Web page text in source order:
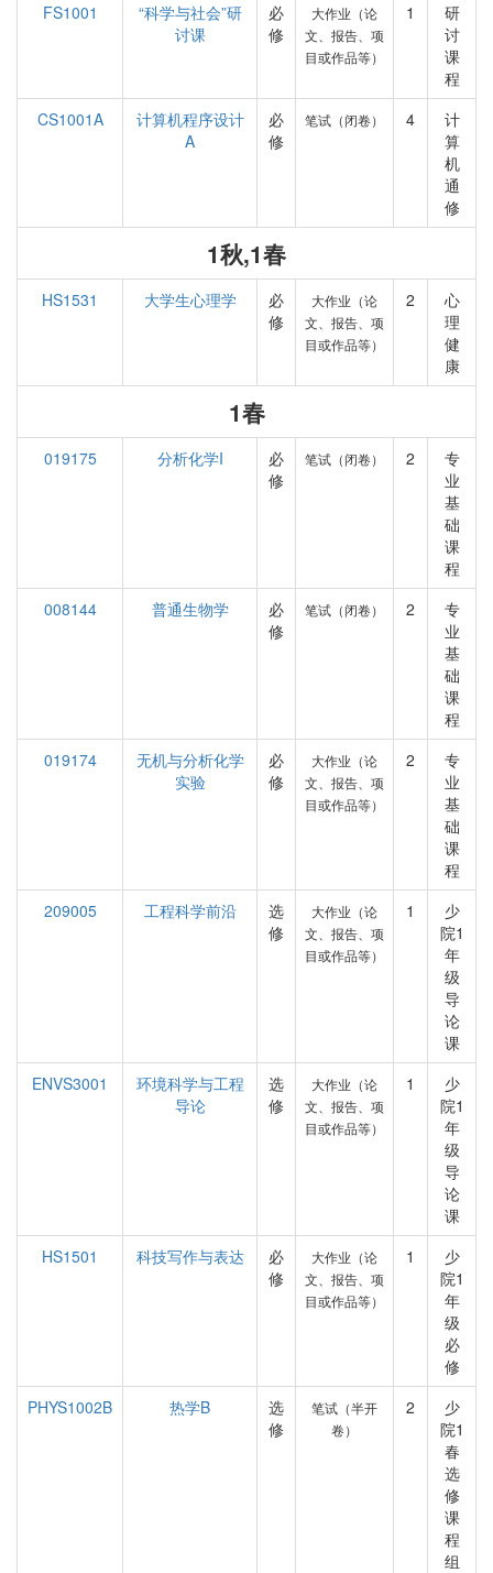
FS1001
“科学与社会”研
讨课
必
修
大作业（论
文、报告、项
目或作品等）
1
研
讨
课
程
CS1001A
计算机程序设计
A
必
修
笔试（闭卷） 4
计
算
机
通
修
1秋,1春
HS1531 大学生心理学
必
修
大作业（论
文、报告、项
目或作品等）
2
心
理
健
康
1春
019175 分析化学I
必
修
笔试（闭卷） 2
专
业
基
础
课
程
008144
普通生物学
必
修
笔试（闭卷） 2
专
业
基
础
课
程
019174
无机与分析化学
实验
必
修
大作业（论
文、报告、项
目或作品等）
2
专
业
基
础
课
程
209005
工程科学前沿
选
修
大作业（论
文、报告、项
目或作品等）
1
少
院1
年
级
导
论
课
ENVS3001
环境科学与工程
导论
选
修
大作业（论
文、报告、项
目或作品等）
1
少
院1
年
级
导
论
课
HS1501
科技写作与表达
必
修
大作业（论
文、报告、项
目或作品等）
1
少
院1
年
级
必
修
PHYS1002B
热学B
选
修
笔试（半开
卷）
2
少
院1
春
选
修
课
程
组